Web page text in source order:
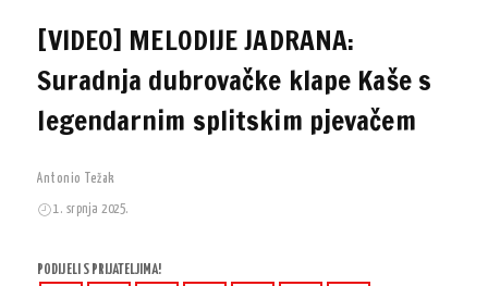
[VIDEO] MELODIJE JADRANA:
Suradnja dubrovačke klape Kaše s
legendarnim splitskim pjevačem
Antonio Težak
1. srpnja 2025.
PODIJELI S PRIJATELJIMA!